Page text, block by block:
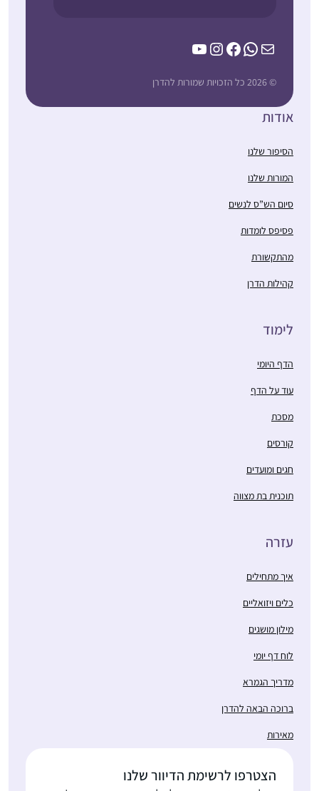
Mail
WhatsApp
Facebook
Instagram
YouTube
© 2026 כל הזכויות שמורות להדרן
אודות
הסיפור שלנו
המורות שלנו
סיום הש”ס לנשים
פסיפס לומדות
מהתקשורת
קהילות הדרן
לימוד
הדף היומי
עוד על הדף
מסכת
קורסים
חגים ומועדים
תוכנית בת מצווה
עזרה
איך מתחילים
כלים ויזואליים
מילון מושגים
לוח דף יומי
מדריך הגמרא
ברוכה הבאה להדרן
מאירות
הצטרפו לרשימת הדיוור שלנו